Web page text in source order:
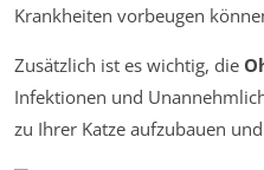
Krankheiten vorbeugen
Zusätzlich ist es wichtig, die
Infektionen und
zu Ihrer Katze aufzubauen